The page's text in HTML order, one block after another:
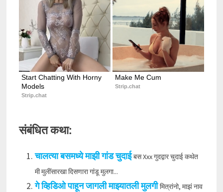
Start Chatting With Horny
Models
Strip.chat
Make Me Cum
Strip.chat
संबंधित कथा:
चालत्या बसमध्ये माझी गांड चुदाई बस Xxx गुदद्वार चुदाई कथेत
मी मुलींसारखा दिसणारा गांडू मुलगा...
गे व्हिडिओ पाहून जागली माझ्यातली मुलगी मित्रांनो, माझं नाव